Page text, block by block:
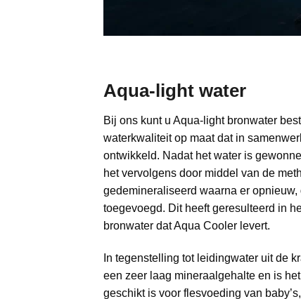
Aqua-light water
Bij ons kunt u Aqua-light bronwater
waterkwaliteit op maat dat in
ontwikkeld. Nadat het water is
het vervolgens door middel van de
gedemineraliseerd waarna er
toegevoegd. Dit heeft geresulteerd in
bronwater dat Aqua Cooler levert.
In tegenstelling tot leidingwater uit de
een zeer laag mineraalgehalte en is
geschikt is voor flesvoeding van